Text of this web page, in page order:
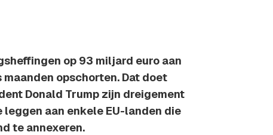
op 93 miljard euro aan
opschorten. Dat doet
Donald Trump zijn dreigement
aan enkele EU-landen die
te annexeren.